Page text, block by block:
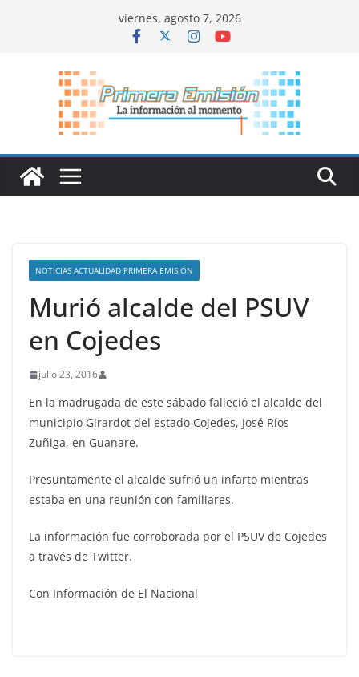
viernes, agosto 7, 2026
NOTICIAS ACTUALIDAD PRIMERA EMISIÓN
Murió alcalde del PSUV
en Cojedes
julio 23, 2016
En la madrugada de este sábado falleció el alcalde del
municipio Girardot del estado Cojedes, José Ríos
Zuñiga, en Guanare.
Presuntamente el alcalde sufrió un infarto mientras
estaba en una reunión con familiares.
La información fue corroborada por el PSUV de Cojedes
a través de Twitter.
Con Información de El Nacional